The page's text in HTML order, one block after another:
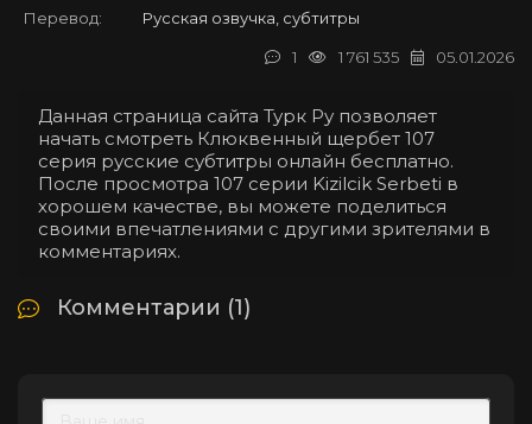
Перевод:
Русская озвучка, субтитры
05.01.2026
1 761 535
1
Данная страница сайта Турк Ру позволяет
начать смотреть Клюквенный щербет 107
серия русские субтитры онлайн бесплатно.
После просмотра 107 серии Kizilcik Serbeti в
хорошем качестве, вы можете поделиться
своими впечатлениями с другими зрителями в
комментариях.
Комментарии (1)